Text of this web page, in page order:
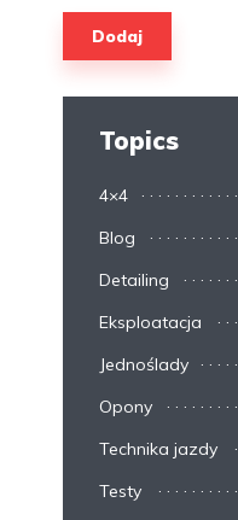
Topics
4×4
Blog
Detailing
Eksploatacja
Jednoślady
Opony
Technika jazdy
Testy